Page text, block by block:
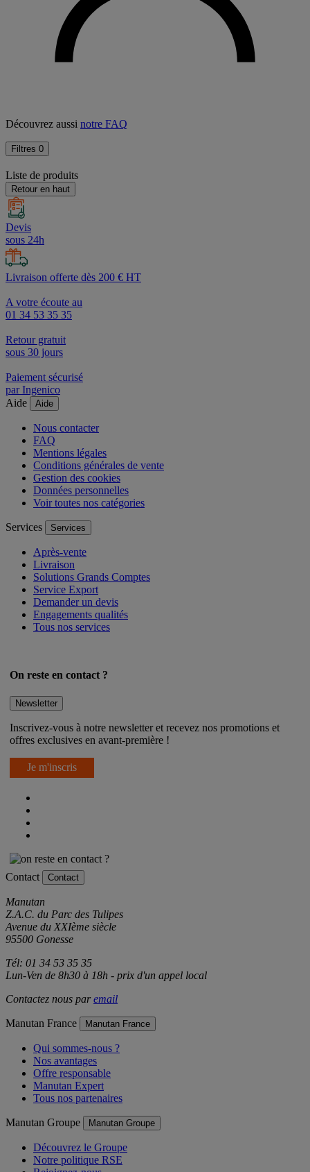
Découvrez aussi notre FAQ
Filtres 0
Liste de produits
Retour en haut
Devis
sous 24h
Livraison offerte dès 200 € HT
A votre écoute au
01 34 53 35 35
Retour gratuit
sous 30 jours
Paiement sécurisé
par Ingenico
Aide
Aide
Nous contacter
FAQ
Mentions légales
Conditions générales de vente
Gestion des cookies
Données personnelles
Voir toutes nos catégories
Services Services
Après-vente
Livraison
Solutions Grands Comptes
Service Export
Demander un devis
Engagements qualités
Tous nos services
On reste en contact ?
Newsletter
Inscrivez-vous à notre newsletter et recevez nos promotions et
offres exclusives en avant-première !
Je m'inscris
Contact Contact
Manutan
Z.A.C. du Parc des Tulipes
Avenue du XXIème siècle
95500 Gonesse
Tél: 01 34 53 35 35
Lun-Ven de 8h30 à 18h - prix d'un appel local
Contactez nous paremail
Manutan France Manutan France
Qui sommes-nous ?
Nos avantages
Offre responsable
Manutan Expert
Tous nos partenaires
Manutan Groupe Manutan Groupe
Découvrez le Groupe
Notre politique RSE